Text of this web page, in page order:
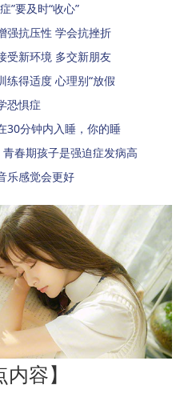
”要及时“收心”
强抗压性 学会抗挫折
受新环境 多交新朋友
练得适度 心理别“放假
恐惧症
30分钟内入睡，你的睡
春期孩子是强迫症发病高
乐感觉会更好
内容】